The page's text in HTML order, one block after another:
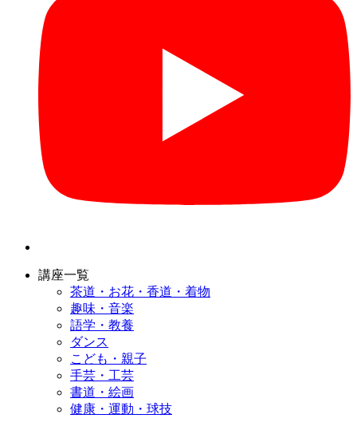
講座一覧
茶道・お花・香道・着物
趣味・音楽
語学・教養
ダンス
こども・親子
手芸・工芸
書道・絵画
健康・運動・球技